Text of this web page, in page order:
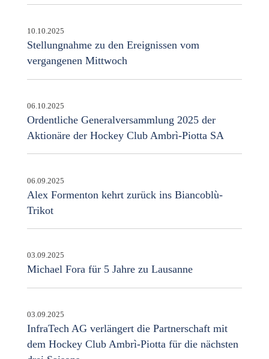
10.10.2025
Stellungnahme zu den Ereignissen vom
vergangenen Mittwoch
06.10.2025
Ordentliche Generalversammlung 2025 der
Aktionäre der Hockey Club Ambrì-Piotta SA
06.09.2025
Alex Formenton kehrt zurück ins Biancoblù-
Trikot
03.09.2025
Michael Fora für 5 Jahre zu Lausanne
03.09.2025
InfraTech AG verlängert die Partnerschaft mit
dem Hockey Club Ambrì-Piotta für die nächsten